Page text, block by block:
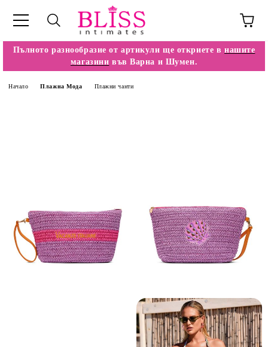
Пълното разнообразие от артикули ще откриете в нашите
магазини във Варна и Шумен.
Начало Плажна Мода Плажни чанти